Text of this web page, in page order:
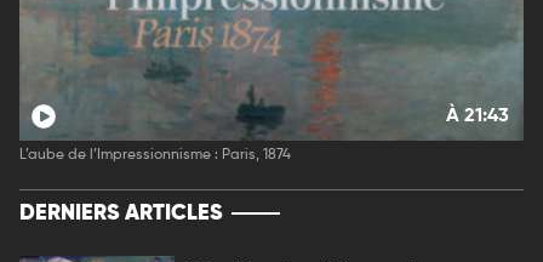
À 21:43
L’aube de l’Impressionnisme : Paris, 1874
DERNIERS ARTICLES